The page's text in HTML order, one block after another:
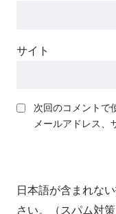
サイト
次回のコメントで
メールアドレス、
日本語が含まれな
さい。（スパム対策